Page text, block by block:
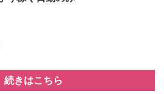
続きはこちら